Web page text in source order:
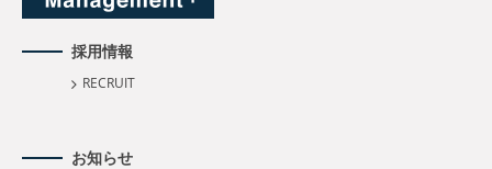
採用情報
RECRUIT
お知らせ